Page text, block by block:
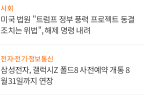
사회
미국 법원 "트럼프 정부 풍력 프로젝트 동결
조치는 위법", 해제 명령 내려
전자·전기·정보통신
삼성전자, 갤럭시Z 폴드8 사전예약 개통 8
월31일까지 연장